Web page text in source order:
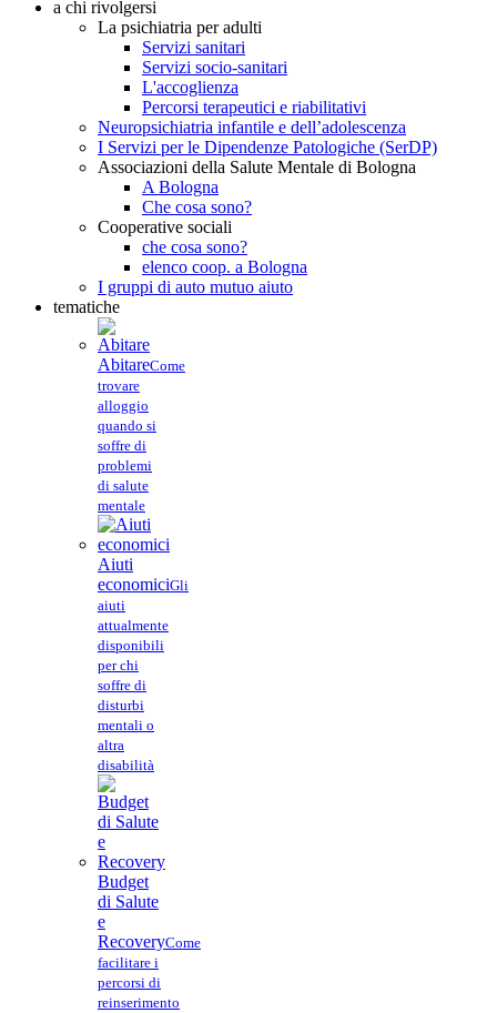
a chi rivolgersi
La psichiatria per adulti
Servizi sanitari
Servizi socio-sanitari
L'accoglienza
Percorsi terapeutici e riabilitativi
Neuropsichiatria infantile e dell’adolescenza
I Servizi per le Dipendenze Patologiche (SerDP)
Associazioni della Salute Mentale di Bologna
A Bologna
Che cosa sono?
Cooperative sociali
che cosa sono?
elenco coop. a Bologna
I gruppi di auto mutuo aiuto
tematiche
AbitareCome
trovare
alloggio
quando si
soffre di
problemi
di salute
mentale
Aiuti
economiciGli
aiuti
attualmente
disponibili
per chi
soffre di
disturbi
mentali o
altra
disabilità
Budget
di Salute
e
RecoveryCome
facilitare i
percorsi di
reinserimento